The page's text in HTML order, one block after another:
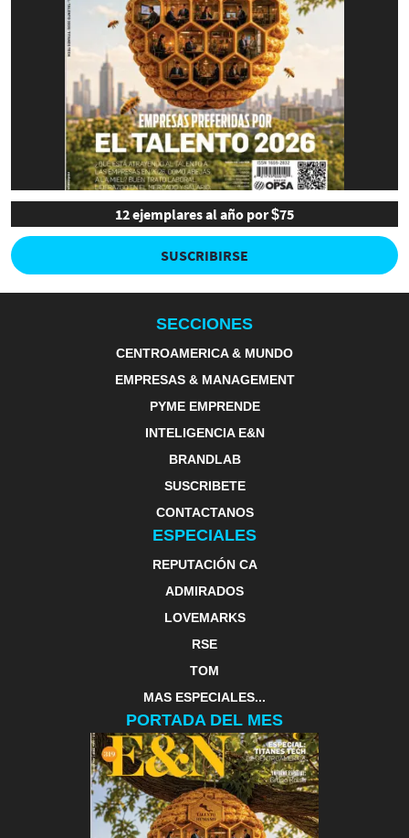
12 ejemplares al año por $75
SUSCRIBIRSE
SECCIONES
CENTROAMERICA & MUNDO
EMPRESAS & MANAGEMENT
PYME EMPRENDE
INTELIGENCIA E&N
BRANDLAB
SUSCRIBETE
CONTACTANOS
ESPECIALES
REPUTACIÓN CA
ADMIRADOS
LOVEMARKS
RSE
TOM
MAS ESPECIALES...
PORTADA DEL MES